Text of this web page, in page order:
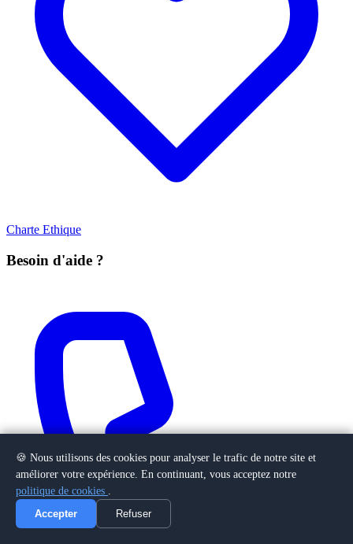
Charte Ethique
Besoin d'aide ?
🍪 Nous utilisons des cookies pour analyser le trafic de notre site et
améliorer votre expérience. En continuant, vous acceptez notre
politique de cookies .
Accepter
Refuser